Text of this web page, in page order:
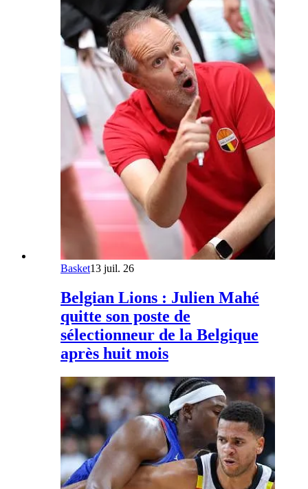
Basket13 juil. 26
Belgian Lions : Julien Mahé
quitte son poste de
sélectionneur de la Belgique
après huit mois